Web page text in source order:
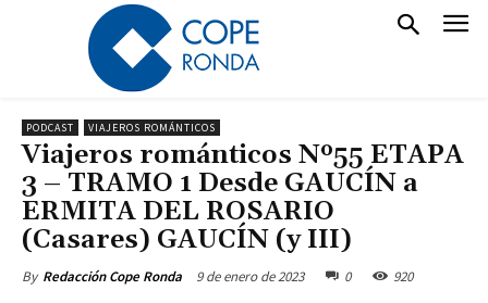
PODCAST VIAJEROS ROMÁNTICOS
Viajeros románticos Nº55 ETAPA
3 – TRAMO 1 Desde GAUCÍN a
ERMITA DEL ROSARIO
(Casares) GAUCÍN (y III)
By Redacción Cope Ronda 9 de enero de 2023 0 920